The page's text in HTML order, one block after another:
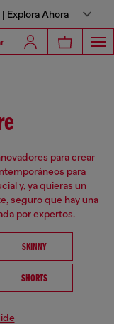
Explora Ahora
para crear
para
y, ya quieras un
seguro que hay una
por expertos.
SKINNY
SHORTS